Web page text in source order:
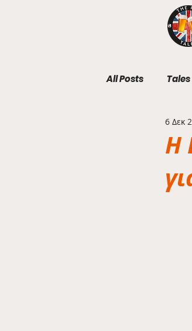
All Posts Tales
Geography
H
6 Δεκ